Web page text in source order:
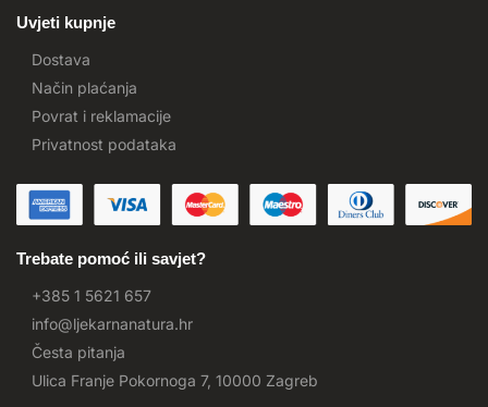
Uvjeti kupnje
Dostava
Način plaćanja
Povrat i reklamacije
Privatnost podataka
Trebate pomoć ili savjet?
+385 1 5621 657
info@ljekarnanatura.hr
Česta pitanja
Ulica Franje Pokornoga 7, 10000 Zagreb